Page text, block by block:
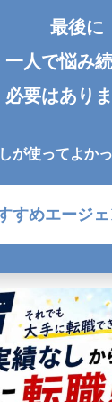
最後に
一人で悩み
必要はあり
が使ってよか
すめエージ